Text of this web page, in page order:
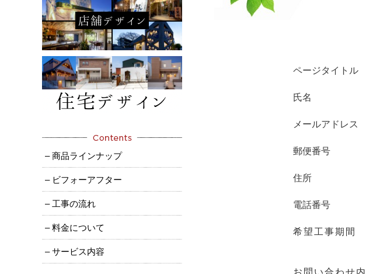
ページタイトル
氏名
メールアドレス
郵便番号
住所
電話番号
希望工事期間
お問い合わせ
– 商品ラインナップ
– ビフォーアフター
– 工事の流れ
– 料金について
– サービス内容